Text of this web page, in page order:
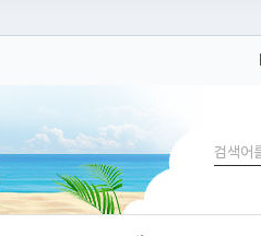
소를 확인해 보세요
검색